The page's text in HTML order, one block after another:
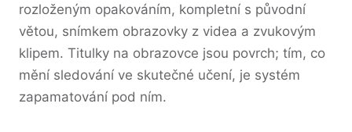
rozloženým opakováním, kompletní s původní
větou, snímkem obrazovky z videa a zvukovým
klipem. Titulky na obrazovce jsou povrch; tím, co
mění sledování ve skutečné učení, je systém
zapamatování pod ním.